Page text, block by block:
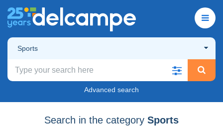
Sports
Advanced search
Search in the category Sports